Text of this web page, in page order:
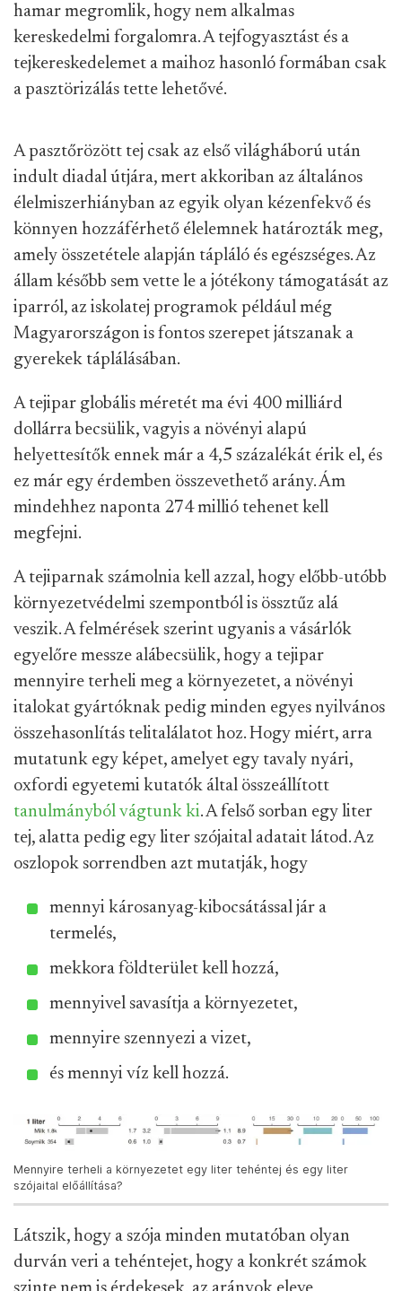
hamar megromlik, hogy nem alkalmas
kereskedelmi forgalomra. A tejfogyasztást és a
tejkereskedelemet a maihoz hasonló formában csak
a pasztörizálás tette lehetővé.
A pasztőrözött tej csak az első világháború után
indult diadal útjára, mert akkoriban az általános
élelmiszerhiányban az egyik olyan kézenfekvő és
könnyen hozzáférhető élelemnek határozták meg,
amely összetétele alapján tápláló és egészséges. Az
állam később sem vette le a jótékony támogatását az
iparról, az iskolatej programok például még
Magyarországon is fontos szerepet játszanak a
gyerekek táplálásában.
A tejipar globális méretét ma évi 400 milliárd
dollárra becsülik, vagyis a növényi alapú
helyettesítők ennek már a 4,5 százalékát érik el, és
ez már egy érdemben összevethető arány. Ám
mindehhez naponta 274 millió tehenet kell
megfejni.
A tejiparnak számolnia kell azzal, hogy előbb-utóbb
környezetvédelmi szempontból is össztűz alá
veszik. A felmérések szerint ugyanis a vásárlók
egyelőre messze alábecsülik, hogy a tejipar
mennyire terheli meg a környezetet, a növényi
italokat gyártóknak pedig minden egyes nyilvános
összehasonlítás telitalálatot hoz. Hogy miért, arra
mutatunk egy képet, amelyet egy tavaly nyári,
oxfordi egyetemi kutatók által összeállított
tanulmányból vágtunk ki. A felső sorban egy liter
tej, alatta pedig egy liter szójaital adatait látod. Az
oszlopok sorrendben azt mutatják, hogy
mennyi károsanyag-kibocsátással jár a
termelés,
mekkora földterület kell hozzá,
mennyivel savasítja a környezetet,
mennyire szennyezi a vizet,
és mennyi víz kell hozzá.
Mennyire terheli a környezetet egy liter tehéntej és egy liter
szójaital előállítása?
Látszik, hogy a szója minden mutatóban olyan
durván veri a tehéntejet, hogy a konkrét számok